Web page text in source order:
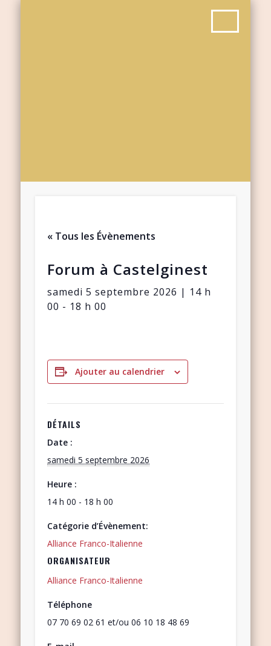
« Tous les Évènements
Forum à Castelginest
samedi 5 septembre 2026 | 14 h
00 - 18 h 00
Ajouter au calendrier
DÉTAILS
Date :
samedi 5 septembre 2026
Heure :
14 h 00 - 18 h 00
Catégorie d’Évènement:
Alliance Franco-Italienne
ORGANISATEUR
Alliance Franco-Italienne
Téléphone
07 70 69 02 61 et/ou 06 10 18 48 69